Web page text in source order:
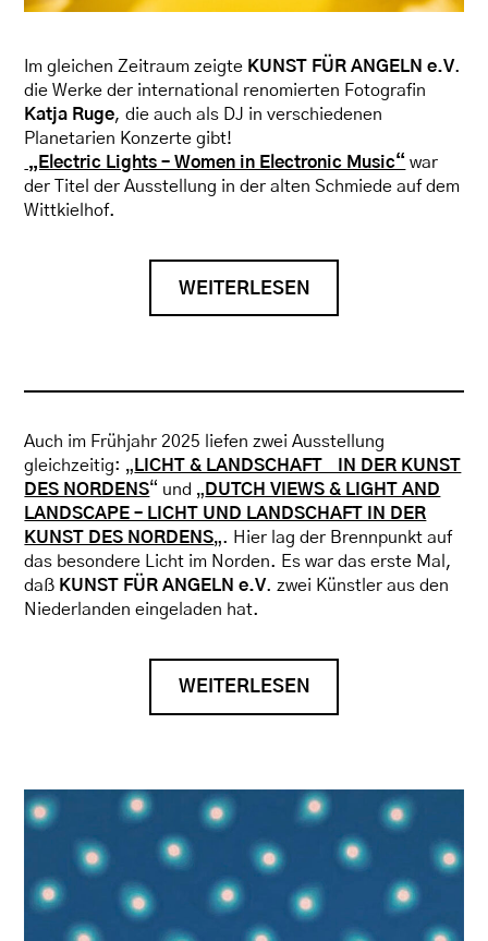
Im gleichen Zeitraum zeigte KUNST FÜR ANGELN e.V.
die Werke der international renomierten Fotografin
Katja Ruge, die auch als DJ in verschiedenen
Planetarien Konzerte gibt!
„Electric Lights – Women in Electronic Music“ war
der Titel der Ausstellung in der alten Schmiede auf dem
Wittkielhof.
WEITERLESEN
Auch im Frühjahr 2025 liefen zwei Ausstellung
gleichzeitig: „ LICHT & LANDSCHAFT IN DER KUNST
DES NORDENS“ und „ DUTCH VIEWS & LIGHT AND
LANDSCAPE – LICHT UND LANDSCHAFT IN DER
KUNST DES NORDENS„. Hier lag der Brennpunkt auf
das besondere Licht im Norden. Es war das erste Mal,
daß KUNST FÜR ANGELN e.V. zwei Künstler aus den
Niederlanden eingeladen hat.
WEITERLESEN